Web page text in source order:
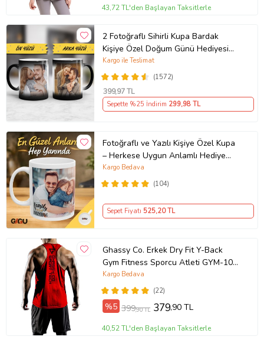
43,72 TL'den Başlayan Taksitlerle
2 Fotoğraflı Sihirli Kupa Bardak
Kişiye Özel Doğum Günü Hediyesi
Sevgiliye Hediye Anneye Babaya
Ablaya Abiye Kız Erkek Kardeşe
Arkadaşa Resimli Günü Yıl Dönümü
Hediyesi
(1572)
Kargo ile Teslimat
399,97 TL
Sepette %25 İndirim 299,98 TL
Fotoğraflı ve Yazılı Kişiye Özel Kupa
– Herkese Uygun Anlamlı Hediye
Porselen Baskılı Kupa (Beyaz)
(104)
Kargo Bedava
Sepet Fiyatı 525,20 TL
Ghassy Co. Erkek Dry Fit Y-Back
Gym Fitness Sporcu Atleti GYM-101
(Kırmızı)
(22)
Kargo Bedava
%5 399,90 TL 379,90 TL
40,52 TL'den Başlayan Taksitlerle